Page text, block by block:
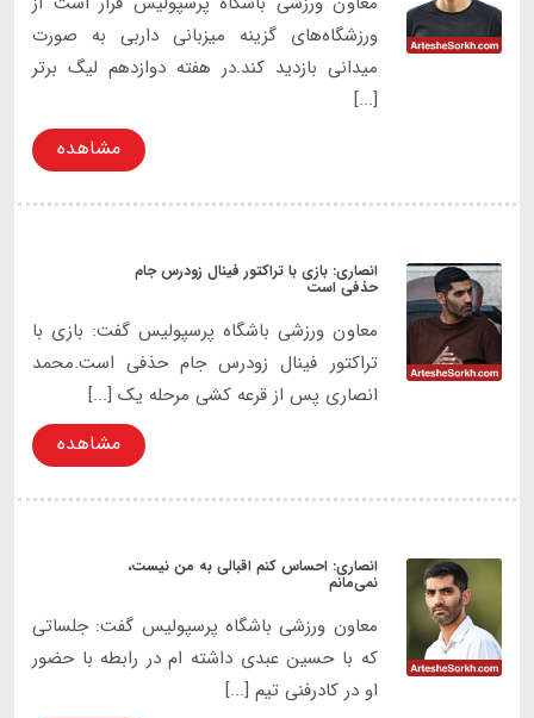
ورزشگاه‌های گزینه میزبانی داربی به صورت
میدانی بازدید کند.در هفته دوازدهم لیگ برتر
[...]
مشاهده
انصاری: بازی با تراکتور فینال زودرس جام
حذفی است
معاون ورزشی باشگاه پرسپولیس گفت: بازی با
تراکتور فینال زودرس جام حذفی است.محمد
انصاری پس از قرعه کشی مرحله یک [...]
مشاهده
انصاری: احساس کنم اقبالی به من نیست،
نمی‌مانم
معاون ورزشی باشگاه پرسپولیس گفت: جلساتی
که با حسین عبدی داشته ام در رابطه با حضور
او در کادرفنی تیم [...]